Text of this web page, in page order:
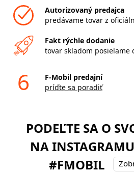
Autorizovaný predajca
predávame tovar z
Fakt rýchle dodanie
tovar skladom posielame
6
F-Mobil predajní
príďte sa poradiť
PODEĽTE SA O
NA
#FMOBIL